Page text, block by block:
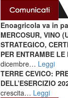
Enoagricola va in
MERCOSUR, VINO
STRATEGICO,
PER ENTRAMBE LE
dicembre… Leggi
TERRE CEVICO:
DELL’ESERCIZIO
crescita… Leggi